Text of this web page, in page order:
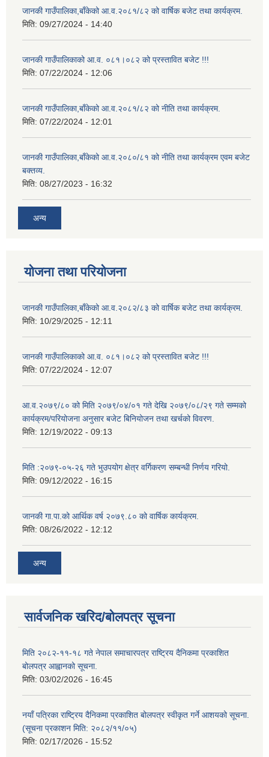
जानकी गाउँपालिका,बाँकेको आ.व.२०८१/८२ को वार्षिक बजेट तथा कार्यक्रम.
मिति: 09/27/2024 - 14:40
जानकी गाउँपालिकाको आ.व. ०८१।०८२ को प्रस्तावित बजेट !!!
मिति: 07/22/2024 - 12:06
जानकी गाउँपालिका,बाँकेको आ.व.२०८१/८२ को नीति तथा कार्यक्रम.
मिति: 07/22/2024 - 12:01
जानकी गाउँपालिका,बाँकेको आ.व.२०८०/८१ को नीति तथा कार्यक्रम एवम बजेट
बक्तव्य.
मिति: 08/27/2023 - 16:32
अन्य
योजना तथा परियोजना
जानकी गाउँपालिका,बाँकेको आ.व.२०८२/८३ को वार्षिक बजेट तथा कार्यक्रम.
मिति: 10/29/2025 - 12:11
जानकी गाउँपालिकाको आ.व. ०८१।०८२ को प्रस्तावित बजेट !!!
मिति: 07/22/2024 - 12:07
आ.व.२०७९/८० को मिति २०७९/०४/०१ गते देखि २०७९/०८/२९ गते सम्मको
कार्यक्रम/परियोजना अनुसार बजेट बिनियोजन तथा खर्चको विवरण.
मिति: 12/19/2022 - 09:13
मिति :२०७९-०५-२६ गते भुउपयोग क्षेत्र वर्गिकरण सम्बन्धी निर्णय गरियो.
मिति: 09/12/2022 - 16:15
जानकी गा.पा.को आर्थिक वर्ष २०७९.८० को वार्षिक कार्यक्रम.
मिति: 08/26/2022 - 12:12
अन्य
सार्वजनिक खरिद/बोलपत्र सूचना
मिति २०८२-११-१८ गते नेपाल समाचारपत्र राष्ट्रिय दैनिकमा प्रकाशित
बोलपत्र आह्वानको सूचना.
मिति: 03/02/2026 - 16:45
नयाँ पत्रिका राष्ट्रिय दैनिकमा प्रकाशित बोलपत्र स्वीकृत गर्ने आशयको सूचना.
(सूचना प्रकाशन मिति: २०८२/११/०५)
मिति: 02/17/2026 - 15:52